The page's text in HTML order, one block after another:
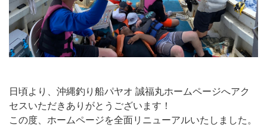
日頃より、沖縄釣り船パヤオ 誠福丸ホームページへアク
セスいただきありがとうございます！
この度、ホームページを全面リニューアルいたしました。